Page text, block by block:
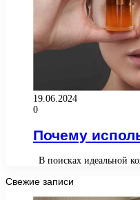
19.06.2024
0
Почему
В поисках идеальной
Свежие записи